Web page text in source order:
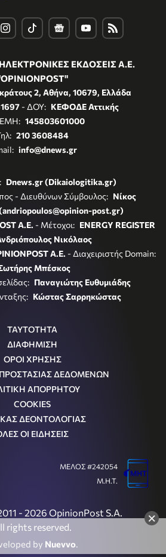
×
ΕΚΔΟΣΕΙΣ Α.Ε.
2, Αθήνα, 10679, Ελλάδα
- ΔΟΥ: ΚΕΦΟΔΕ Αττικής
145803601000
210 3608484
info@dnews.gr
Dnews.gr (Dikaiologitika.gr)
- Διευθύνων Σύμβουλος: Νίκος
post.gr)
A.E. - Μέτοχοι: ENERGY REGISTER
Νικόλαος
A.E. - Διαχειριστής Domain:
Μπέσκος
Παναγιώτης Ευθυμιάδης
Κώστας Σαρρηκώστας
ΤΑΥΤΟΤΗΤΑ
ΔΙΑΦΗΜΙΣΗ
ΟΡΟΙ ΧΡΗΣΗΣ
ΠΡΟΣΤΑΣΙΑΣ ΔΕΔΟΜΕΝΩΝ
ΑΠΟΡΡΗΤΟΥ
COOKIES
ΔΕΟΝΤΟΛΟΓΙΑΣ
ΟΙ ΕΙΔΗΣΕΙΣ
- 2026 OpinionPost S.A.
rights reserved.
by Nuevvo.
ΜΕΛΟΣ #242054
Μ.Η.Τ.